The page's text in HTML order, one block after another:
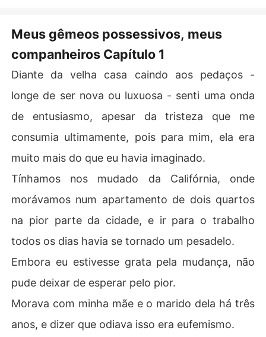
Quando ela foi jogada em um mundo completamente no
a questionar quem ela realmente era.
ceitaria seu destino para tomar as rédeas de seu futur
o?
Meus gêmeos possessivos, meus
companheiros Capítulo 1
Diante da velha casa caindo aos pedaços -
longe de ser nova ou luxuosa - senti uma onda
de entusiasmo, apesar da tristeza que me
consumia ultimamente, pois para mim, ela era
muito mais do que eu havia imaginado.
Tínhamos nos mudado da Califórnia, onde
morávamos num apartamento de dois quartos
na pior parte da cidade, e ir para o trabalho
todos os dias havia se tornado um pesadelo.
Embora eu estivesse grata pela mudança, não
pude deixar de esperar pelo pior.
Morava com minha mãe e o marido dela há três
anos, e dizer que odiava isso era eufemismo.